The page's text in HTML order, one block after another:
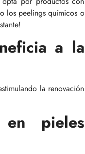
los peelings químicos o
a la
la renovación
pieles